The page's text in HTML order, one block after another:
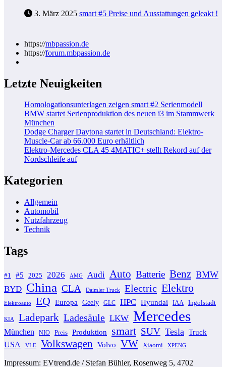
3. März 2025 smart #5 Preise und Ausstattungen geleakt !
https://mbpassion.de
https://forum.mbpassion.de
Letzte Neuigkeiten
Homologationsunterlagen zeigen smart #2 Serienmodell
BMW startet Serienproduktion des neuen i3 im Stammwerk
München
Dodge Charger Daytona startet in Deutschland: Elektro-
Muscle-Car ab 66.000 Euro erhältlich
Elektro-Mercedes CLA 45 4MATIC+ stellt Rekord auf der
Nordschleife auf
Kategorien
Allgemein
Automobil
Nutzfahrzeug
Technik
Tags
#1 #5 2025 2026 AMG Audi Auto Batterie Benz BMW
BYD China CLA Daimler Truck Electric Elektro
Elektroauto EQ Europa Geely GLC HPC Hyundai IAA Ingolstadt
KIA Ladepark Ladesäule LKW Mercedes
München NIO Preis Produktion smart SUV Tesla Truck
USA VLE Volkswagen Volvo VW Xiaomi XPENG
Impressum: EVtrend.de / Stefan Bühler, Rosenweg 5, 4702